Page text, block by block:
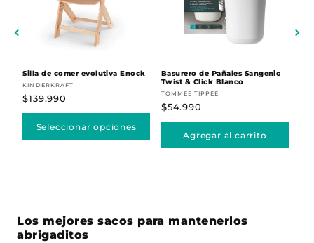
Silla de comer evolutiva Enock
Proveedor:
KINDERKRAFT
Precio
habitual
$139.990
Seleccionar opciones
Basurero de Pañales Sangenic
Twist & Click Blanco
Proveedor:
TOMMEE TIPPEE
Precio
habitual
$54.990
Agregar al carrito
Los mejores sacos para mantenerlos
abrigaditos